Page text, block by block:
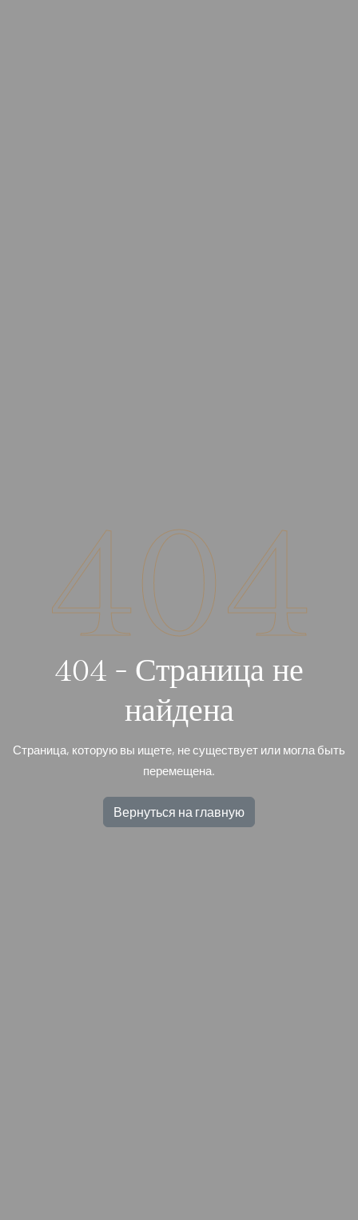
404
404 - Страница не
найдена
Страница, которую вы ищете, не существует или могла быть
перемещена.
Вернуться на главную